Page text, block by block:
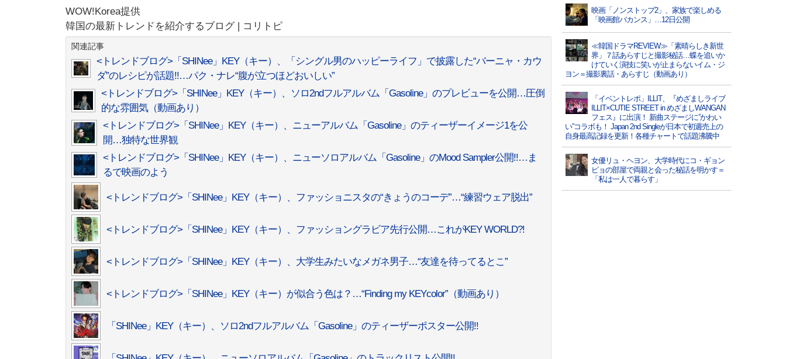
WOW!Korea提供
韓国の最新トレンドを紹介するブログ | コリトピ
関連記事
<トレンドブログ>「SHINee」KEY（キー）、「シングル男のハッピーライフ」で披露した“バーニャ・カウ
ダ”のレシピが話題!!…パク・ナレ“腹が立つほどおいしい”
<トレンドブログ>「SHINee」KEY（キー）、ソロ2ndフルアルバム「Gasoline」のプレビューを公開…圧倒
的な雰囲気（動画あり）
<トレンドブログ>「SHINee」KEY（キー）、ニューアルバム「Gasoline」のティーザーイメージ1を公
開…独特な世界観
<トレンドブログ>「SHINee」KEY（キー）、ニューソロアルバム「Gasoline」のMood Sampler公開!!…ま
るで映画のよう
<トレンドブログ>「SHINee」KEY（キー）、ファッショニスタの“きょうのコーデ”…“練習ウェア脱出”
<トレンドブログ>「SHINee」KEY（キー）、ファッショングラビア先行公開…これがKEY WORLD?!
<トレンドブログ>「SHINee」KEY（キー）、大学生みたいなメガネ男子…“友達を待ってるとこ”
<トレンドブログ>「SHINee」KEY（キー）が似合う色は？…“Finding my KEYcolor”（動画あり）
「SHINee」KEY（キー）、ソロ2ndフルアルバム「Gasoline」のティーザーポスター公開!!
映画「ノンストップ2」、家族で楽しめる
「映画館バカンス」…12日公開
≪韓国ドラマREVIEW≫「素晴らしき新世
界」７話あらすじと撮影秘話…蝶を追いか
けていく演技に笑いが止まらないイム・ジ
ヨン＝撮影裏話・あらすじ（動画あり）
「イベントレポ」ILLIT、『めざましライブ
ILLIT×CUTIE STREET in めざましWANGAN
フェス』に出演！ 新曲ステージに”かわい
い”コラボも！ Japan 2nd Singleが日本で初週売上の
自身最高記録を更新！各種チャートで話題沸騰中
女優リュ・ヘヨン、大学時代にコ・ギョン
ピョの部屋で両親と会った秘話を明かす＝
「私は一人で暮らす」